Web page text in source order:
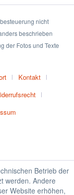
nicht
beschrieben
der Fotos und Texte
Kontakt
Betrieb der
werden. Andere
Website erhöhen,